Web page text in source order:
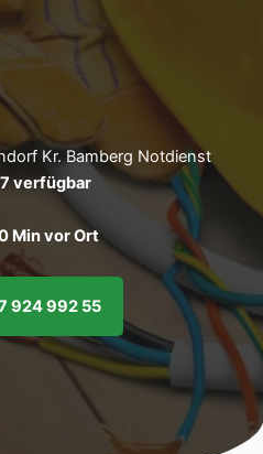
Kr. Bamberg Notdienst
verfügbar
Min vor Ort
924 992 55